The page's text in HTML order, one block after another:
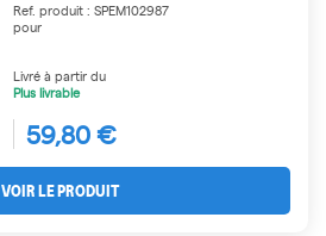
Ref. produit : SPEM102987
pour
Livré à partir du
Plus livrable
59,80 €
VOIR LE PRODUIT